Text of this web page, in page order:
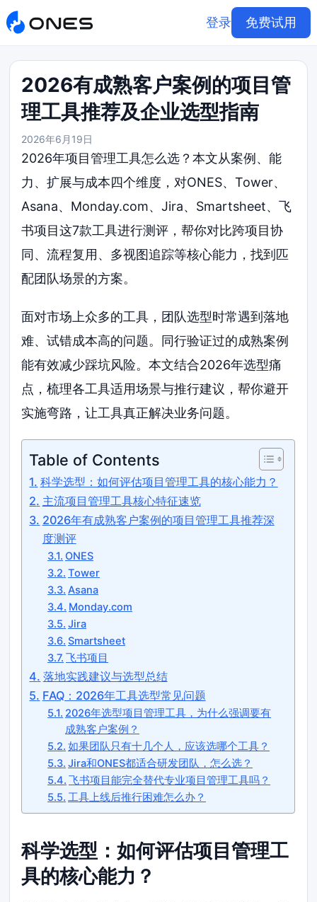
登录 免费试用
2026有成熟客户案例的项目管
理工具推荐及企业选型指南
2026年6月19日
2026年项目管理工具怎么选？本文从案例、能
力、扩展与成本四个维度，对ONES、Tower、
Asana、Monday.com、Jira、Smartsheet、飞
书项目这7款工具进行测评，帮你对比跨项目协
同、流程复用、多视图追踪等核心能力，找到匹
配团队场景的方案。
面对市场上众多的工具，团队选型时常遇到落地
难、试错成本高的问题。同行验证过的成熟案例
能有效减少踩坑风险。本文结合2026年选型痛
点，梳理各工具适用场景与推行建议，帮你避开
实施弯路，让工具真正解决业务问题。
Table of Contents
科学选型：如何评估项目管理工具的核心能力？
主流项目管理工具核心特征速览
2026年有成熟客户案例的项目管理工具推荐深
度测评
ONES
Tower
Asana
Monday.com
Jira
Smartsheet
飞书项目
落地实践建议与选型总结
FAQ：2026年工具选型常见问题
2026年选型项目管理工具，为什么强调要有
成熟客户案例？
如果团队只有十几个人，应该选哪个工具？
Jira和ONES都适合研发团队，怎么选？
飞书项目能完全替代专业项目管理工具吗？
工具上线后推行困难怎么办？
科学选型：如何评估项目管理工
具的核心能力？